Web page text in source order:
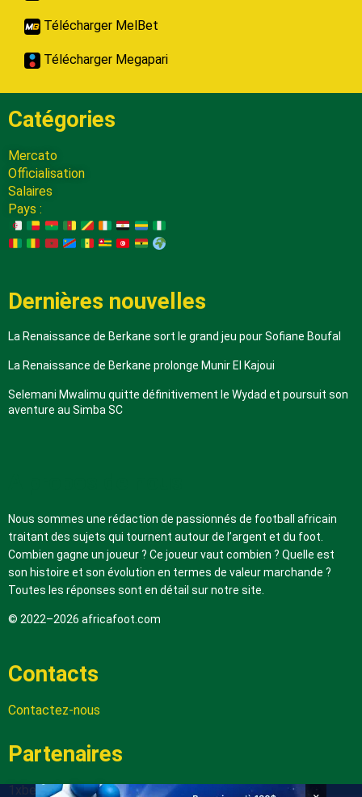
Télécharger MelBet
Télécharger Megapari
Catégories
Mercato
Officialisation
Salaires
Pays :
Dernières nouvelles
La Renaissance de Berkane sort le grand jeu pour Sofiane Boufal
La Renaissance de Berkane prolonge Munir El Kajoui
Selemani Mwalimu quitte définitivement le Wydad et poursuit son
aventure au Simba SC
Nous sommes une rédaction de passionnés de football africain
traitant des sujets qui tournent autour de l’argent et du foot.
Combien gagne un joueur ? Ce joueur vaut combien ? Quelle est
son histoire et son évolution en termes de valeur marchande ?
Toutes les réponses sont en détail sur notre site.
© 2022–2026 africafoot.com
Contacts
Contactez-nous
Partenaires
1xbetapk.africafoot.com